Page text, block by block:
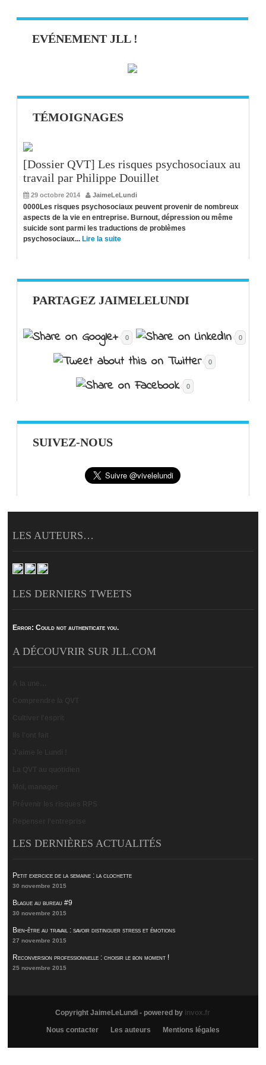
EVÉNEMENT JLL !
TÉMOIGNAGES
[Dossier QVT] Les risques psychosociaux au
travail par Philippe Douillet
29 octobre 2014 JaimeLeLundi
0000Les risques psychosociaux peuvent provenir de nombreux
aspects de la vie en entreprise. Burnout, dépression ou même
suicide sont parmi les traductions de problèmes
psychosociaux... Lire la suite
PARTAGEZ JAIMELELUNDI
0 0
0
0
SUIVEZ-NOUS
LES AUTEURS…
LES DERNIERS TWEETS
Error: Could not authenticate you.
A DÉCOUVRIR SUR JLL.COM
LES DERNIÈRES ACTUALITÉS
Petit exercice de la semaine : la clochette
30 novembre 2015
Blague au bureau #9
30 novembre 2015
Bien-être au travail : savoir distinguer stress et émotions
27 novembre 2015
Reconversion professionnelle : choisir le bon moment !
25 novembre 2015
Copyright JaimeLeLundi - powered by invox.fr
Nous contacter Les auteurs Mentions légales